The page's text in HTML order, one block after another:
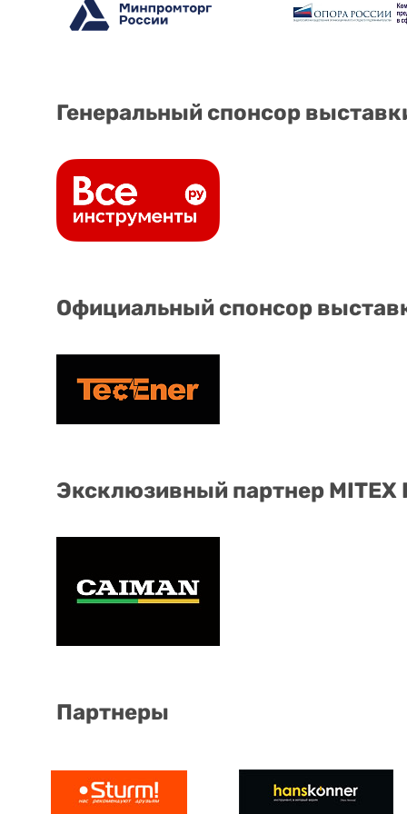
Генеральный спонсор
Официальный спонсор
Эксклюзивный партнер
Партнеры